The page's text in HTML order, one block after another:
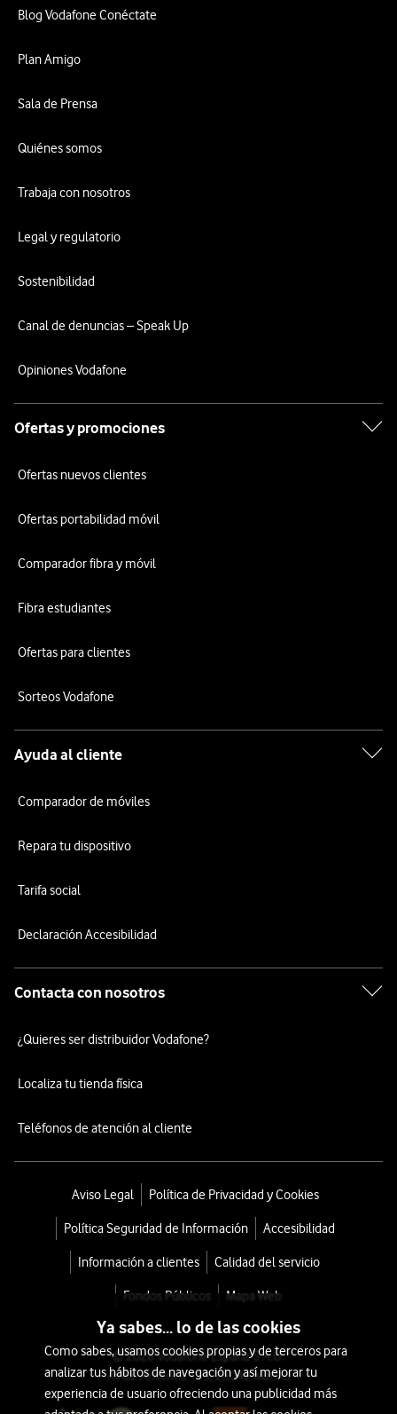
Blog Vodafone Conéctate
Plan Amigo
Sala de Prensa
Quiénes somos
Trabaja con nosotros
Legal y regulatorio
Sostenibilidad
Canal de denuncias – Speak Up
Opiniones Vodafone
Ofertas y promociones
Ofertas nuevos clientes
Ofertas portabilidad móvil
Comparador fibra y móvil
Fibra estudiantes
Ofertas para clientes
Sorteos Vodafone
Ayuda al cliente
Comparador de móviles
Repara tu dispositivo
Tarifa social
Declaración Accesibilidad
Contacta con nosotros
¿Quieres ser distribuidor Vodafone?
Localiza tu tienda física
Teléfonos de atención al cliente
Aviso Legal Política de Privacidad y Cookies
Política Seguridad de Información Accesibilidad
Información a clientes Calidad del servicio
Fondos Públicos Mapa Web
© 2026 Vodafone España S.A.U.
Avda. América 115, 28042 Madrid
Ya sabes... lo de las cookies
Como sabes, usamos cookies propias y de terceros para
analizar tus hábitos de navegación y así mejorar tu
experiencia de usuario ofreciendo una publicidad más